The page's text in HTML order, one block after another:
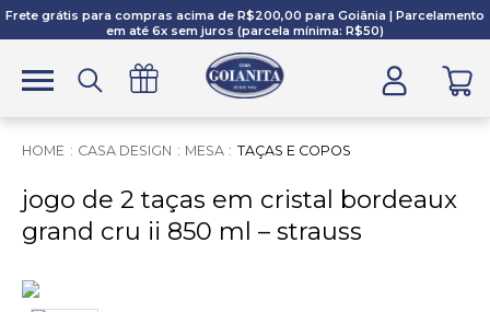
Frete grátis para compras acima de R$200,00 para Goiânia | Parcelamento
em até 6x sem juros (parcela mínima: R$50)
CASA DESIGN MESA TAÇAS E COPOS
jogo de 2 taças em cristal bordeaux
grand cru ii 850 ml – strauss